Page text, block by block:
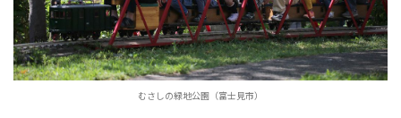
むさしの緑地公園（富士見市）